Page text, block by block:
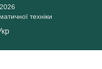
техніки